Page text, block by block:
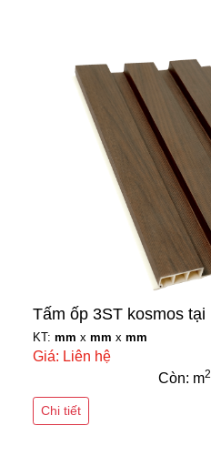
Tấm ốp 3ST kosmos
KT: mm x mm x mm
Giá: Liên hệ
Còn: m2
Chi tiết